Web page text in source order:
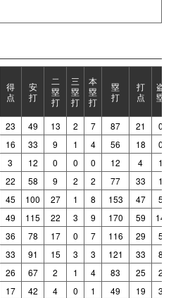
得
点
安
打
二
塁
打
三
塁
打
本
塁
打
塁
打
打
点
盗
塁
23 49 13 2 7 87 21
0
16 33 9 1 4 56 18
0
3 12 0 0 0 12 4
1
22 58 9 2 2 77 33
1
45 100 27 1 8 153 47
5
49 115 22 3 9 170 59
14
36 78 17 0 7 116 29
5
33 91 15 3 3 121 33
8
26 67 2 1 4 83 25
2
17 42 4 0 1 49 19
3